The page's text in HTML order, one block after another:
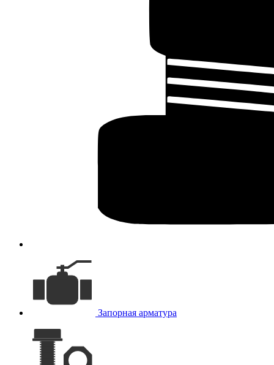
Запорная арматура